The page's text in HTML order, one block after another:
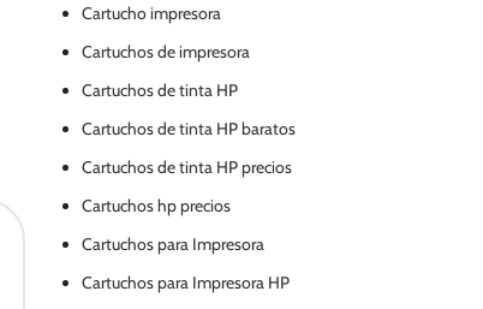
Cartucho impresora
Cartuchos de impresora
Cartuchos de tinta HP
Cartuchos de tinta HP baratos
Cartuchos de tinta HP precios
Cartuchos hp precios
Cartuchos para Impresora
Cartuchos para Impresora HP